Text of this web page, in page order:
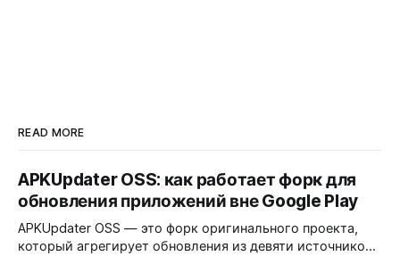
READ MORE
APKUpdater OSS: как работает форк для
обновления приложений вне Google Play
APKUpdater OSS — это форк оригинального проекта,
который агрегирует обновления из девяти источников,